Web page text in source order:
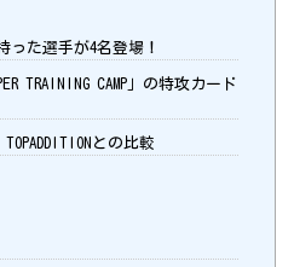
った選手が4名登場！
TRAINING CAMP」の特攻カード
との比較